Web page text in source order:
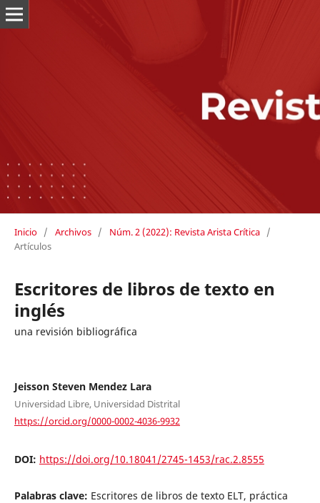
Inicio / Archivos / Núm. 2 (2022): Revista Arista Crítica /
Artículos
Escritores de libros de texto en
inglés
una revisión bibliográfica
Jeisson Steven Mendez Lara
Universidad Libre, Universidad Distrital
https://orcid.org/0000-0002-4036-9932
DOI: https://doi.org/10.18041/2745-1453/rac.2.8555
Palabras clave: Escritores de libros de texto ELT, práctica